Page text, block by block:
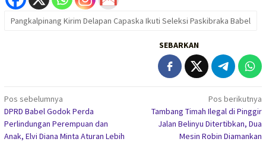
Pangkalpinang Kirim Delapan Capaska Ikuti Seleksi Paskibraka Babel
SEBARKAN
Navigasi
pos
Pos sebelumnya
DPRD Babel Godok Perda
Perlindungan Perempuan dan
Anak, Elvi Diana Minta Aturan Lebih
Pos berikutnya
Tambang Timah Ilegal di Pinggir
Jalan Belinyu Ditertibkan, Dua
Mesin Robin Diamankan